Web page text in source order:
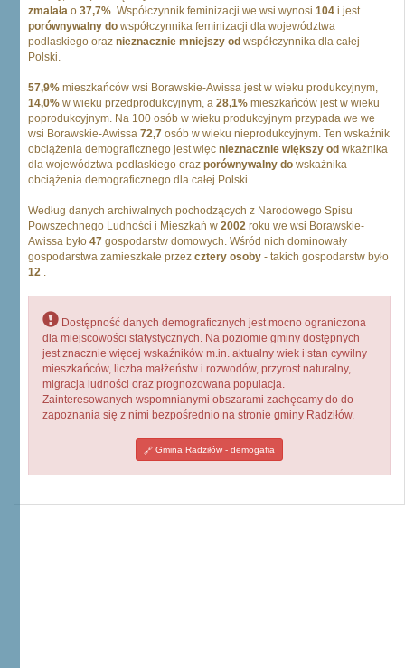
zmalała o 37,7%. Współczynnik feminizacji we wsi wynosi 104 i jest
porównywalny do współczynnika feminizacji dla województwa
podlaskiego oraz nieznacznie mniejszy od współczynnika dla całej
Polski.
57,9% mieszkańców wsi Borawskie-Awissa jest w wieku produkcyjnym,
14,0% w wieku przedprodukcyjnym, a 28,1% mieszkańców jest w wieku
poprodukcyjnym. Na 100 osób w wieku produkcyjnym przypada we we
wsi Borawskie-Awissa 72,7 osób w wieku nieprodukcyjnym. Ten wskaźnik
obciążenia demograficznego jest więc nieznacznie większy od wkażnika
dla województwa podlaskiego oraz porównywalny do wskażnika
obciążenia demograficznego dla całej Polski.
Według danych archiwalnych pochodzących z Narodowego Spisu
Powszechnego Ludności i Mieszkań w 2002 roku we wsi Borawskie-
Awissa było 47 gospodarstw domowych. Wśród nich dominowały
gospodarstwa zamieszkałe przez cztery osoby - takich gospodarstw było
12 .
Dostępność danych demograficznych jest mocno ograniczona
dla miejscowości statystycznych. Na poziomie gminy dostępnych
jest znacznie więcej wskaźników m.in. aktualny wiek i stan cywilny
mieszkańców, liczba małżeństw i rozwodów, przyrost naturalny,
migracja ludności oraz prognozowana populacja.
Zainteresowanych wspomnianymi obszarami zachęcamy do do
zapoznania się z nimi bezpośrednio na stronie gminy Radziłów.
Gmina Radziłów - demogafia